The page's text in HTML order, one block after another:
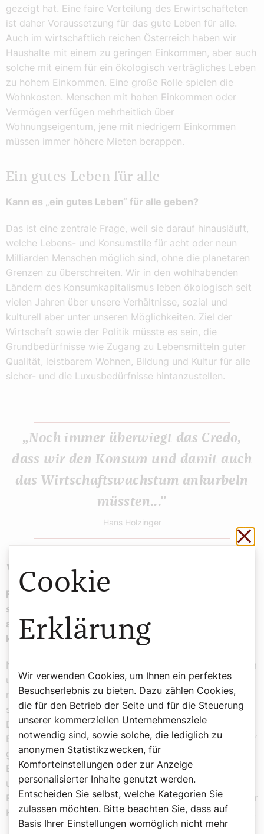
gezeigt hat. Eine faire Verteilung des Erwirtschafteten
ist daher Voraussetzung für das gute Leben für alle.
Auch im wirtschaftlich reichen Österreich haben wir
Haushalte mit einem zu geringen Einkommen, aber auch
solche mit einem für ein ökologisch verträgliches Leben
zu hohem Einkommen. Eine große Rolle spielen die
Wohnkosten. Menschen mit hohen Einkommen oder
Vermögen verfügen mehrheitlich über
Wohnungseigentum, jene mit niedrigem Einkommen
müssen immer höhere Mieten berappen.
Ein gutes Leben für alle
Kann es „ein gutes Leben“ für alle geben?
Das ist eine zentrale Frage, weil sie darauf hinausläuft,
welche Lebens- und Konsumstile für acht oder neun
Milliarden Menschen möglich sind, ohne die planetaren
Grenzen zu überschreiten. Wir in den wohlhabenden
Ländern des Konsumkapitalismus leben ökologisch seit
vielen Jahren über unsere Verhältnisse, sozial und
kulturell aber unter unseren Möglichkeiten. Ziel der
Wirtschaft sowie der Politik müsste es sein, die
Grundbedürfnisse wie Zugang zu Lebensmitteln guter
Qualität, leistbarem Wohnen, Bildung und Kultur für alle
sicher- und die Luxusbedürfnisse hintanzustellen.
„Noch immer überwiegt das Credo,
dass wir den Konsum und damit auch
das Wirtschaftswachstum ankurbeln
müssten..."
Hans Holzinger
Was unser Leben bereichert
Fast ein Glaubenssatz ist die Rede vom notwendigen
ständigen „Wirtschaftswachstum“. Gibt es nicht auch
andere Bereiche des Lebens, wo wir „wachsen“
können oder sollten?
Noch immer überwiegt das Credo, dass wir den Konsum
und damit auch das Wirtschaftswachstum ankurbeln
müssten, um Arbeitsplätze zu erhalten oder neu zu
schaffen, um die Staatsverschuldung runterzubringen.
Das ist ein Problem. Wir brauchen Investitionen in die
Energie- und Mobilitätswende. Doch „grünes Wachstum“
geht sich ökologisch nicht aus, weil erneuerbare
Energien ebenfalls ressourcenintensiv sind. Sie sind
unbedingt nötig, aber zugleich muss der
Energieverbrauch drastisch sinken und damit auch unser
Konsum, unsere expansive Mobilität. Das Ziel muss sein:
Wachstumsunabhängigkeit. Unsere öffentlichen
Cookie
Erklärung
Wir verwenden Cookies, um Ihnen ein perfektes
Besuchserlebnis zu bieten. Dazu zählen Cookies,
die für den Betrieb der Seite und für die Steuerung
unserer kommerziellen Unternehmensziele
notwendig sind, sowie solche, die lediglich zu
anonymen Statistikzwecken, für
Komforteinstellungen oder zur Anzeige
personalisierter Inhalte genutzt werden.
Entscheiden Sie selbst, welche Kategorien Sie
zulassen möchten. Bitte beachten Sie, dass auf
Basis Ihrer Einstellungen womöglich nicht mehr